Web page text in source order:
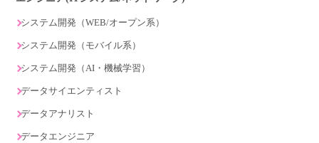
システム開発（WEB/オープン系）
システム開発（モバイル系）
システム開発（AI・機械学習）
データサイエンティスト
データアナリスト
データエンジニア